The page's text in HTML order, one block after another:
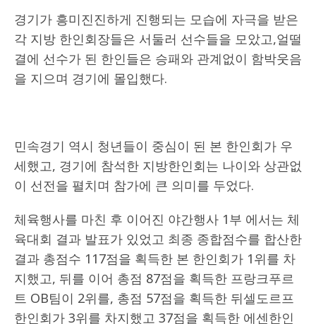
경기가 흥미진진하게 진행되는 모습에 자극을 받은
각 지방 한인회장들은 서둘러 선수들을 모았고,얼떨
결에 선수가 된 한인들은 승패와 관계없이 함박웃음
을 지으며 경기에 몰입했다.
민속경기 역시 청년들이 중심이 된 본 한인회가 우
세했고, 경기에 참석한 지방한인회는 나이와 상관없
이 선전을 펼치며 참가에 큰 의미를 두었다.
체육행사를 마친 후 이어진 야간행사 1부 에서는 체
육대회 결과 발표가 있었고 최종 종합점수를 합산한
결과 총점수 117점을 획득한 본 한인회가 1위를 차
지했고, 뒤를 이어 총점 87점을 획득한 프랑크푸르
트 OB팀이 2위를, 총점 57점을 획득한 뒤셀도르프
한인회가 3위를 차지했고 37점을 획득한 에센한인